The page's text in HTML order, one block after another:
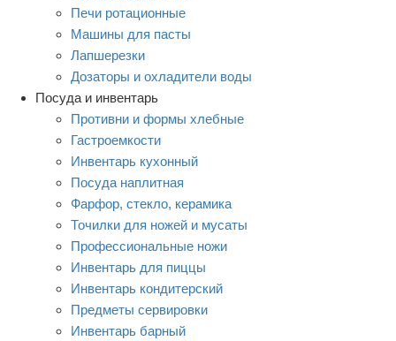
Печи ротационные
Машины для пасты
Лапшерезки
Дозаторы и охладители воды
Посуда и инвентарь
Противни и формы хлебные
Гастроемкости
Инвентарь кухонный
Посуда наплитная
Фарфор, стекло, керамика
Точилки для ножей и мусаты
Профессиональные ножи
Инвентарь для пиццы
Инвентарь кондитерский
Предметы сервировки
Инвентарь барный